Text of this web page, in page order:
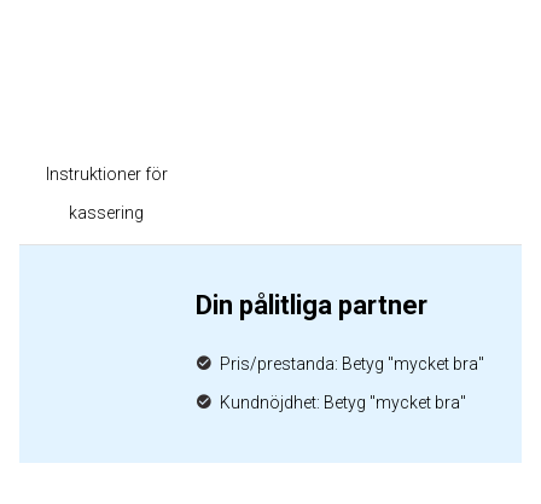
Instruktioner för
kassering
Din pålitliga partner
Pris/prestanda: Betyg "mycket bra"
Kundnöjdhet: Betyg "mycket bra"